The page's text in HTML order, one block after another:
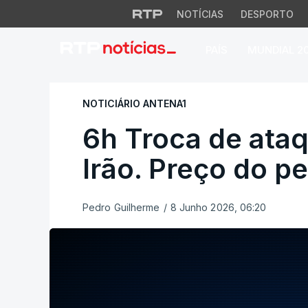
NOTÍCIAS DESPORTO
6h Troca de
NOTICIÁRIO ANTENA1
6h Troca de
Irão. Preço do
Pedro Guilherme / 8 Junho 2026, 06:20